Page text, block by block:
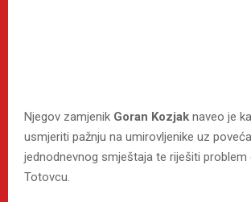
Njegov zamjenik Goran Kozjak naveo je
usmjeriti pažnju na umirovljenike uz
jednodnevnog smještaja te riješiti problem
Totovcu.